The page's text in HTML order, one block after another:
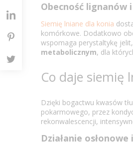
Obecność lignanów
Siemię lniane dla konia
komórkowe. Dodatkowo
wspomaga perystaltykę
metabolicznym, dla
Co daje siemię
Dzięki bogactwu kwasów
pokarmowego, przez
rekonwalescencji,
Działanie